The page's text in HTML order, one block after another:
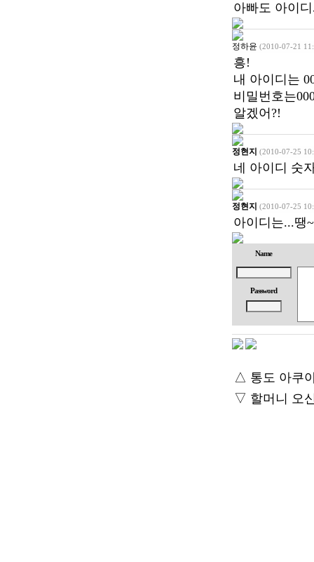
아빠도 아이
정하윤 (2010-07-21
흥!
내 아이디는
비밀번호는
알겠어?!
정현지 (2010-07-25
네 아이디 숫
정현지 (2010-07-25
아이디는...땡
Name
Password
△ 통도 아쿠
▽ 할머니 오